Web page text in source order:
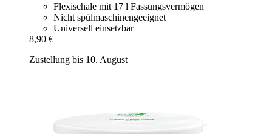
Flexischale mit 17 l Fassungsvermögen
Nicht spülmaschinengeeignet
Universell einsetzbar
8,90 €
Zustellung bis 10. August